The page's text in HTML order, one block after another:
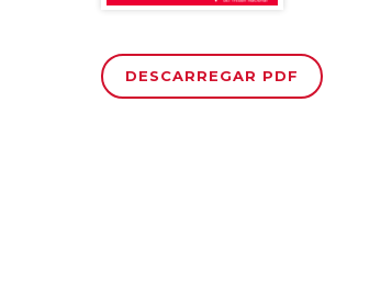
DESCARREGAR PDF